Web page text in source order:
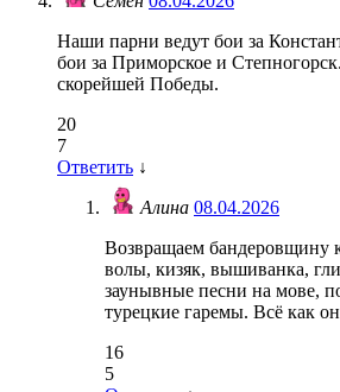
Наши парни ведут бои за
бои за Приморское и
скорейшей Победы.
20
7
Ответить ↓
Алина 08.04.2026
Возвращаем бандеровщину
волы, кизяк, вышиванка,
заунывные песни на мове,
турецкие гаремы. Всё как
16
5